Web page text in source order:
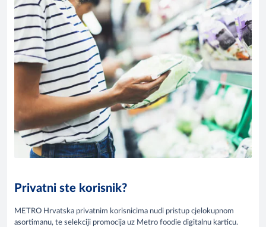
Privatni ste korisnik?
METRO Hrvatska privatnim korisnicima nudi pristup cjelokupnom
asortimanu, te selekciji promocija uz Metro foodie digitalnu karticu.